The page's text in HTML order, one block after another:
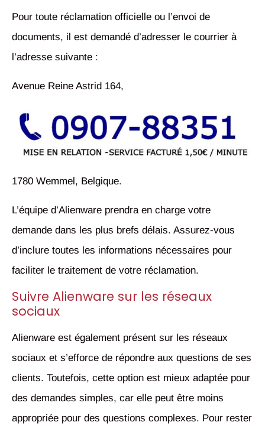
Pour toute réclamation officielle ou l’envoi de
documents, il est demandé d’adresser le courrier à
l’adresse suivante :
Avenue Reine Astrid 164,
1780 Wemmel, Belgique.
L’équipe d’Alienware prendra en charge votre
demande dans les plus brefs délais. Assurez-vous
d’inclure toutes les informations nécessaires pour
faciliter le traitement de votre réclamation.
Suivre Alienware sur les réseaux
sociaux
Alienware est également présent sur les réseaux
sociaux et s’efforce de répondre aux questions de ses
clients. Toutefois, cette option est mieux adaptée pour
des demandes simples, car elle peut être moins
appropriée pour des questions complexes. Pour rester